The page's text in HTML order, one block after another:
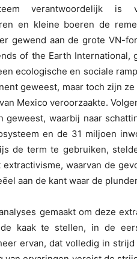
verantwoordelijk
en kleine boeren de
gewend aan de grote VN-
of the Earth
ecologische en sociale
geweest, maar toch zijn
Mexico veroorzaakte.
geweest, waarbij naar
en de 31 miljoen
de term te gebruiken,
waarvan de
aan de kant waar de
gemaakt om deze
kaak te stellen, in de
ervan, dat volledig in